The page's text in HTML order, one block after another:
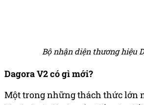
Bộ nhận diện thương hiệu
Dagora V2 có gì mới?
Một trong những thách thức lớn